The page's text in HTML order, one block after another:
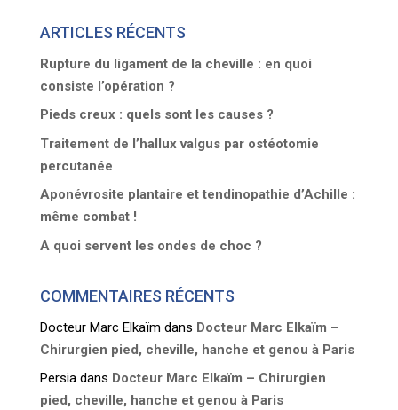
ARTICLES RÉCENTS
Rupture du ligament de la cheville : en quoi
consiste l’opération ?
Pieds creux : quels sont les causes ?
Traitement de l’hallux valgus par ostéotomie
percutanée
Aponévrosite plantaire et tendinopathie d’Achille :
même combat !
A quoi servent les ondes de choc ?
COMMENTAIRES RÉCENTS
Docteur Marc Elkaïm dans Docteur Marc Elkaïm –
Chirurgien pied, cheville, hanche et genou à Paris
Persiadans Docteur Marc Elkaïm – Chirurgien
pied, cheville, hanche et genou à Paris